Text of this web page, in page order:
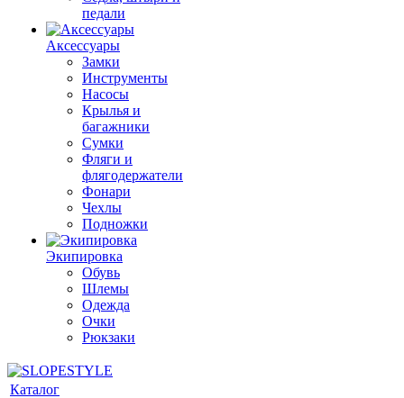
педали
Аксессуары
Замки
Инструменты
Насосы
Крылья и
багажники
Сумки
Фляги и
флягодержатели
Фонари
Чехлы
Подножки
Экипировка
Обувь
Шлемы
Одежда
Очки
Рюкзаки
Каталог